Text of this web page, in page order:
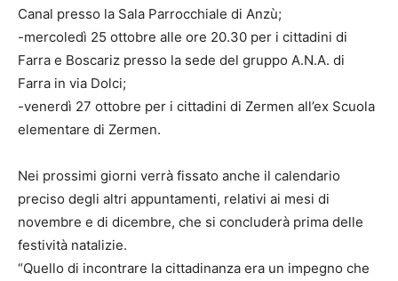
Canal presso la Sala Parrocchiale di Anzù;
-mercoledì 25 ottobre alle ore 20.30 per i cittadini di
Farra e Boscariz presso la sede del gruppo A.N.A. di
Farra in via Dolci;
-venerdì 27 ottobre per i cittadini di Zermen all’ex Scuola
elementare di Zermen.
Nei prossimi giorni verrà fissato anche il calendario
preciso degli altri appuntamenti, relativi ai mesi di
novembre e di dicembre, che si concluderà prima delle
festività natalizie.
“Quello di incontrare la cittadinanza era un impegno che